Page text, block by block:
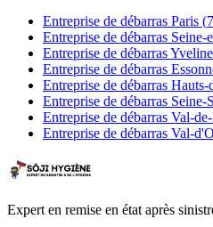
Entreprise de débarras Paris (
Entreprise de débarras Seine-
Entreprise de débarras
Entreprise de débarras
Entreprise de débarras Hauts-
Entreprise de débarras Seine-
Entreprise de débarras Val-
Entreprise de débarras Val-
Expert en remise en état après